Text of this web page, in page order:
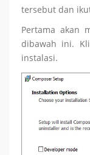
tersebut dan
Pertama akan
dibawah ini.
instalasi.